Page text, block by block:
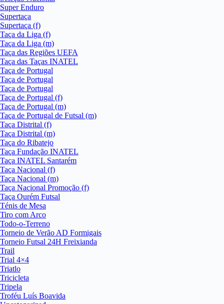
Super Enduro
Supertaça
Supertaça (f)
Taça da Liga (f)
Taça da Liga (m)
Taça das Regiões UEFA
Taça das Taças INATEL
Taça de Portugal
Taça de Portugal
Taça de Portugal
Taça de Portugal (f)
Taça de Portugal (m)
Taça de Portugal de Futsal (m)
Taça Distrital (f)
Taça Distrital (m)
Taça do Ribatejo
Taça Fundação INATEL
Taça INATEL Santarém
Taça Nacional (f)
Taça Nacional (m)
Taça Nacional Promoção (f)
Taça Ourém Futsal
Ténis de Mesa
Tiro com Arco
Todo-o-Terreno
Torneio de Verão AD Formigais
Torneio Futsal 24H Freixianda
Trail
Trial 4×4
Triatlo
Tricicleta
Tripela
Troféu Luís Boavida